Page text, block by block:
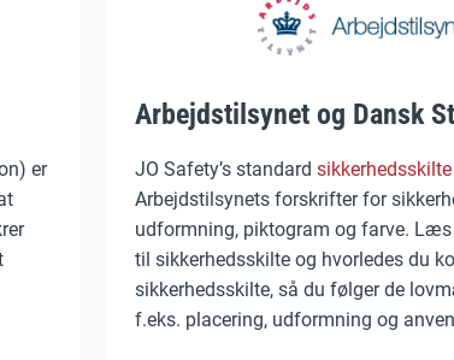
er
Arbejdstilsynet og Dansk
JO Safety’s standard sikkerhedsskilte
Arbejdstilsynets forskrifter for
udformning, piktogram og farve.
til sikkerhedsskilte og hvorledes du
sikkerhedsskilte, så du følger de
f.eks. placering, udformning og